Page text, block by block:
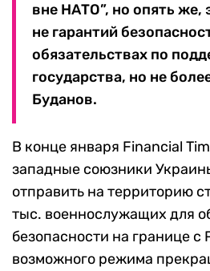
вне НАТО”, но опять же,
не гарантий
обязательствах по
государства, но не
Буданов.
В конце января Financial
западные союзники
отправить на территорию
тыс. военнослужащих для
безопасности на границе с
возможного режима